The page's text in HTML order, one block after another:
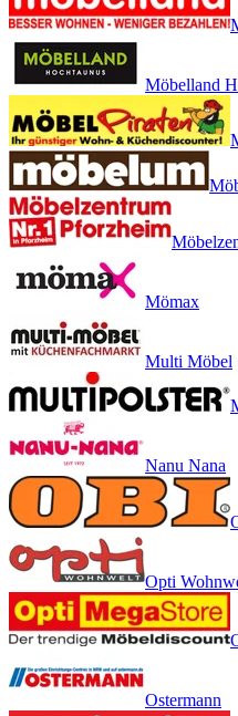
Möbelland
Mömax
Multi Möbel
Nanu Nana
Opti
Ostermann